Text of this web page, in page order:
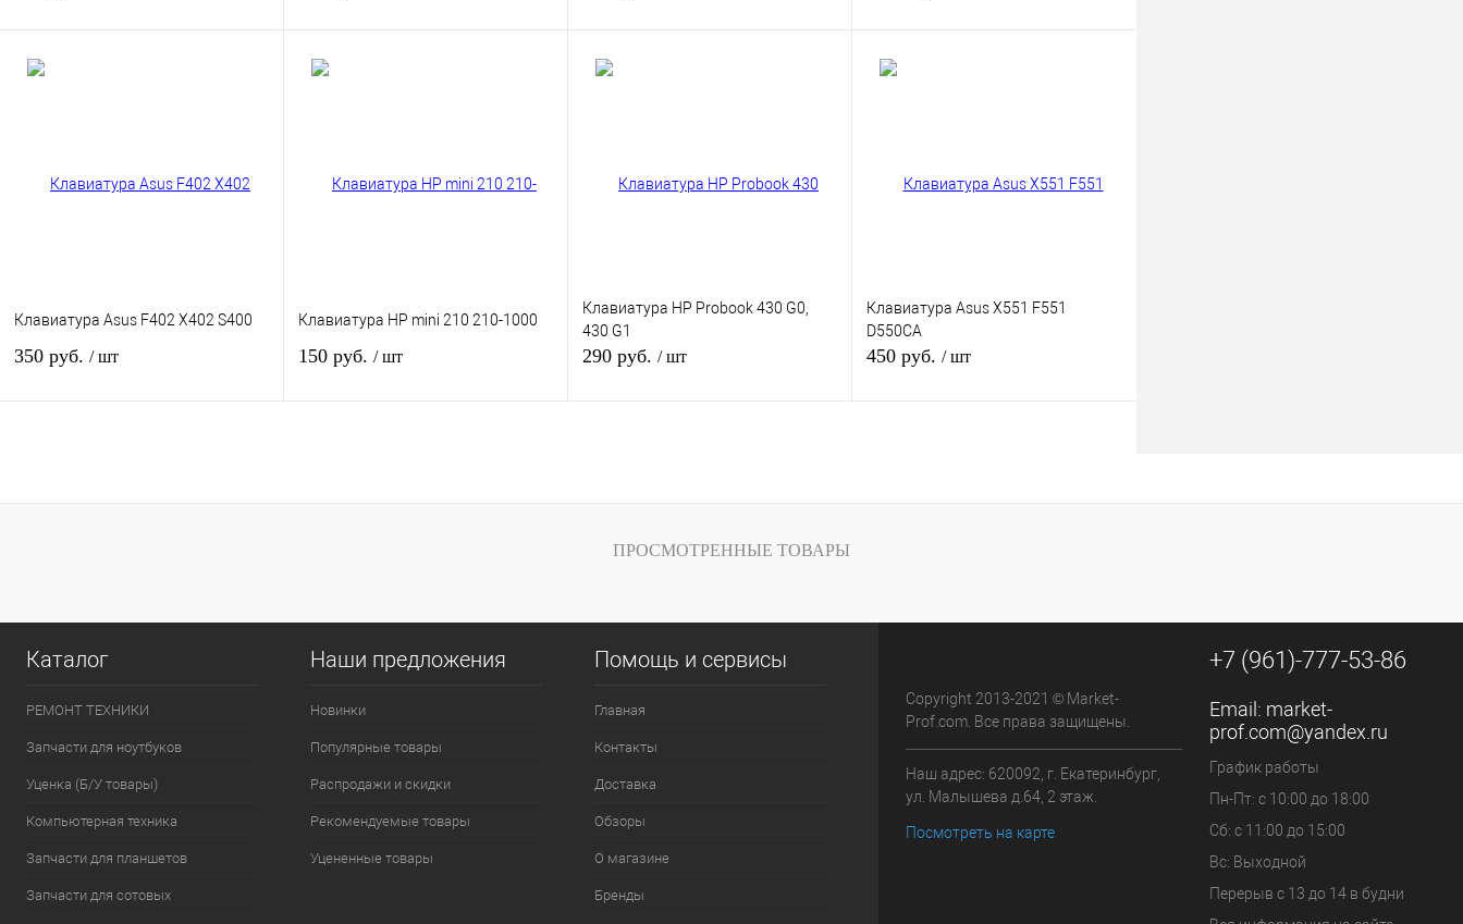
Клавиатура Asus F402 X402 S400
350 руб. / шт
Клавиатура HP mini 210 210-1000
150 руб. / шт
Клавиатура HP Probook 430 G0,
430 G1
290 руб. / шт
Клавиатура Asus X551 F551
D550CA
450 руб. / шт
ПРОСМОТРЕННЫЕ ТОВАРЫ
Каталог
РЕМОНТ ТЕХНИКИ
Запчасти для ноутбуков
Уценка (Б/У товары)
Компьютерная техника
Запчасти для планшетов
Запчасти для сотовых
Наши предложения
Новинки
Популярные товары
Распродажи и скидки
Рекомендуемые товары
Уцененные товары
Помощь и сервисы
Главная
Контакты
Доставка
Обзоры
О магазине
Бренды
Copyright 2013-2021 © Market-
Prof.com. Все права защищены.
Наш адрес: 620092, г. Екатеринбург,
ул. Малышева д.64, 2 этаж.
Посмотреть на карте
+7 (961)-777-53-86
Email: market-
prof.com@yandex.ru
График работы
Пн-Пт: с 10:00 до 18:00
Сб: с 11:00 до 15:00
Вс: Выходной
Перерыв с 13 до 14 в будни